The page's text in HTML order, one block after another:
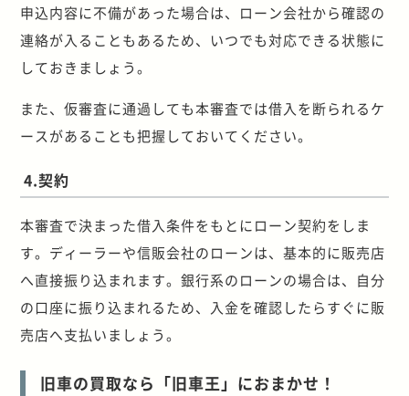
申込内容に不備があった場合は、ローン会社から確認の
連絡が入ることもあるため、いつでも対応できる状態に
しておきましょう。
また、仮審査に通過しても本審査では借入を断られるケ
ースがあることも把握しておいてください。
4.契約
本審査で決まった借入条件をもとにローン契約をしま
す。ディーラーや信販会社のローンは、基本的に販売店
へ直接振り込まれます。銀行系のローンの場合は、自分
の口座に振り込まれるため、入金を確認したらすぐに販
売店へ支払いましょう。
旧車の買取なら「旧車王」におまかせ！